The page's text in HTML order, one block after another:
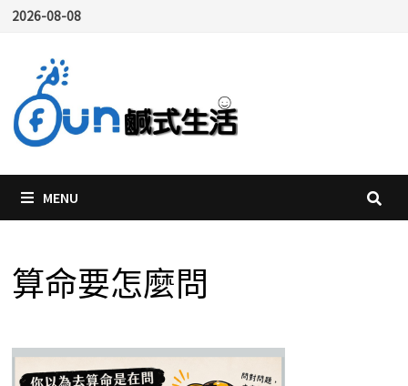
Skip
content
2026-08-08
MENU
算命要怎麼問